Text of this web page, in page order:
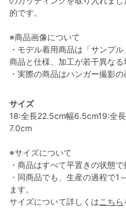
的です。
※商品画像について
・モデル着用商品は「サンプ
商品と仕様、加工が若干異なる
・実際の商品はハンガー撮影の
サイズ
18:全長22.5cm幅6.5cm19:全
7.0cm
※サイズについて
・商品はすべて平置きの状態で
・同商品でも、生産の過程で1
ます。
サイズについて詳しくはこちら